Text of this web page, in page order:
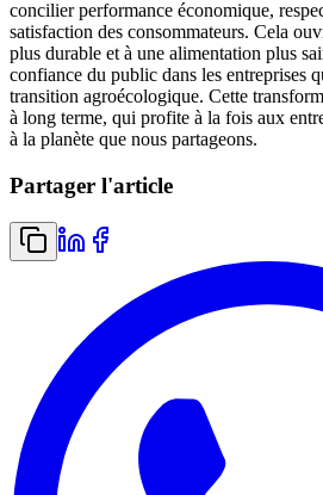
concilier performance économique,
satisfaction des consommateurs. Cela
plus durable et à une alimentation plus
confiance du public dans les entreprises
transition agroécologique. Cette
à long terme, qui profite à la fois aux
à la planète que nous partageons.
Partager l'article